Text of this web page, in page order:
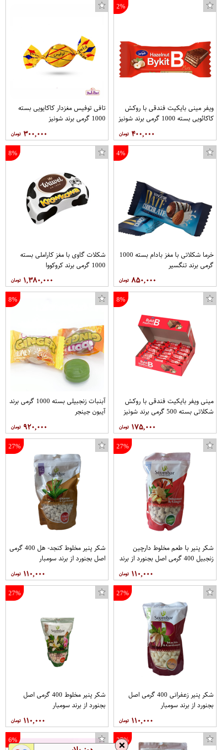
2%
ویفر مینی بایکیت فندقی با روکش
کاکائویی بسته 1000 گرمی برند شونیز
۴۰۰,۰۰۰
تافی توفیس مغزدار کاکایویی بسته
1000 گرمی برند شونیز
۳۰۰,۰۰۰
4%
خرما شکلاتی با مغز بادام بسته 1000
گرمی برند تنگسیر
۸۵۰,۰۰۰
8%
شکلات گاوی با مغز کاراملی بسته
1000 گرمی برند کروکووا
۱,۳۸۰,۰۰۰
8%
مینی ویفر بایکیت فندقی با روکش
شکلاتی بسته 500 گرمی برند شونیز
۱۷۵,۰۰۰
8%
آبنبات زنجبیلی بسته 1000 گرمی برند
آیبون جینجر
۹۲۰,۰۰۰
27%
شکر پنیر با طعم مخلوط دارچین
زنجبیل 400 گرمی اصل بجنورد از برند
۱۱۰,۰۰۰
27%
شکر پنیر مخلوط کنجد- هل 400 گرمی
اصل بجنورد از برند سومبار
۱۱۰,۰۰۰
27%
شکر پنیر زعفرانی 400 گرمی اصل
بجنورد از برند سومبار
۱۱۰,۰۰۰
27%
شکر پنیر مخلوط 400 گرمی اصل
بجنورد از برند سومبار
۱۱۰,۰۰۰
27%
6% ❌